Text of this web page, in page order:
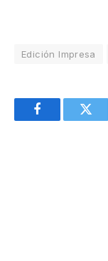
Edición Impresa
Facebook